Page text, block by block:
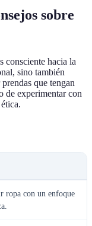
sobre
consciente hacia la
sino también
que tengan
de experimentar con
ropa con un enfoque